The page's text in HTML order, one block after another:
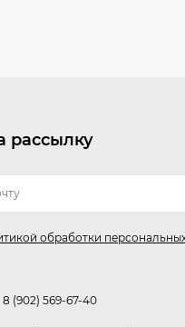
рассылку
обработки
8 (902) 569-67-40